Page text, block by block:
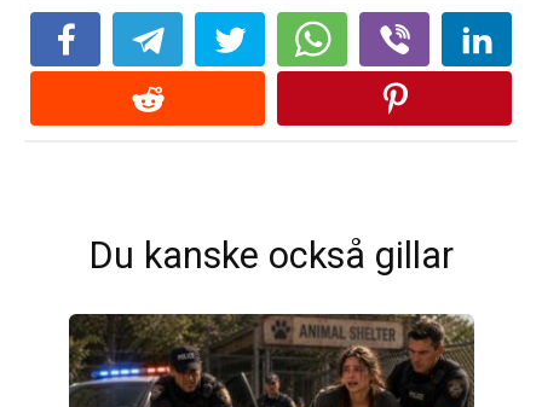
Du kanske också gillar